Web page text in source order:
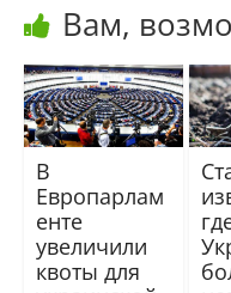
Вам,
В
Европарлам
енте
увеличили
квоты для